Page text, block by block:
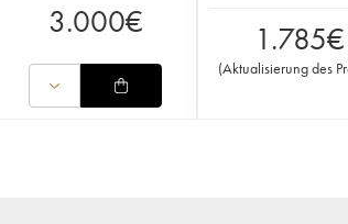
3.000€ 1.785€
(Aktualisierung des